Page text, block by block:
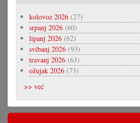
kolovoz 2026 (27)
srpanj 2026 (60)
lipanj 2026 (62)
svibanj 2026 (93)
travanj 2026 (63)
ožujak 2026 (73)
>> već